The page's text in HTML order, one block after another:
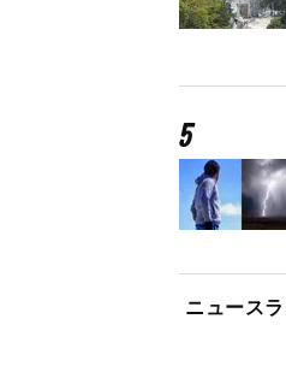
ニュース